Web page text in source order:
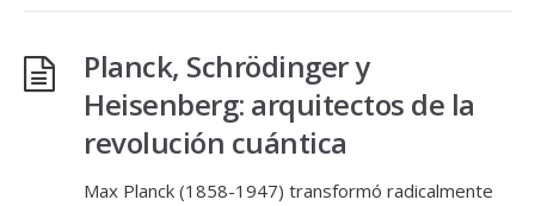
Planck, Schrödinger y
Heisenberg: arquitectos de la
revolución cuántica
Max Planck (1858-1947) transformó radicalmente